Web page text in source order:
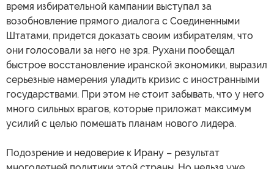
время избирательной кампании выступал за
возобновление прямого диалога с Соединенными
Штатами, придется доказать своим избирателям, что
они голосовали за него не зря. Рухани пообещал
быстрое восстановление иранской экономики, выразил
серьезные намерения уладить кризис с иностранными
государствами. При этом не стоит забывать, что у него
много сильных врагов, которые приложат максимум
усилий с целью помешать планам нового лидера.
Подозрение и недоверие к Ирану – результат